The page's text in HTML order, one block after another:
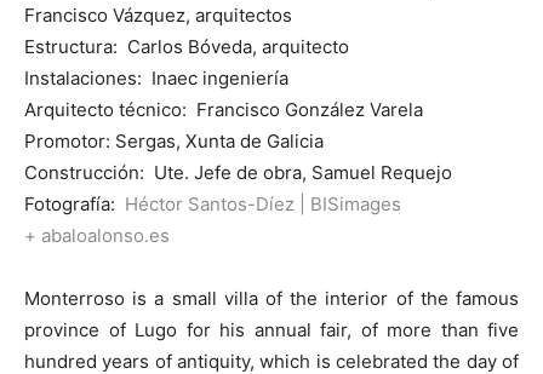
Francisco Vázquez, arquitectos
Estructura: Carlos Bóveda, arquitecto
Instalaciones: Inaec ingeniería
Arquitecto técnico: Francisco González Varela
Promotor: Sergas, Xunta de Galicia
Construcción: Ute. Jefe de obra, Samuel Requejo
Fotografía: Héctor Santos-Díez
BISimages
+ abaloalonso.es
Monterroso is a small villa of the interior of the famous
province of Lugo for his annual fair, of more than five
hundred years of antiquity, which is celebrated the day of